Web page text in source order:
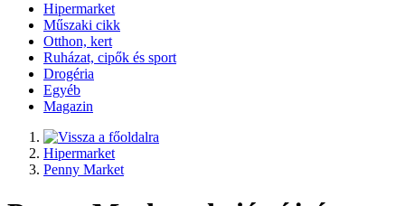
Hipermarket
Műszaki cikk
Otthon, kert
Ruházat, cipők és sport
Drogéria
Egyéb
Magazin
Hipermarket
Penny Market